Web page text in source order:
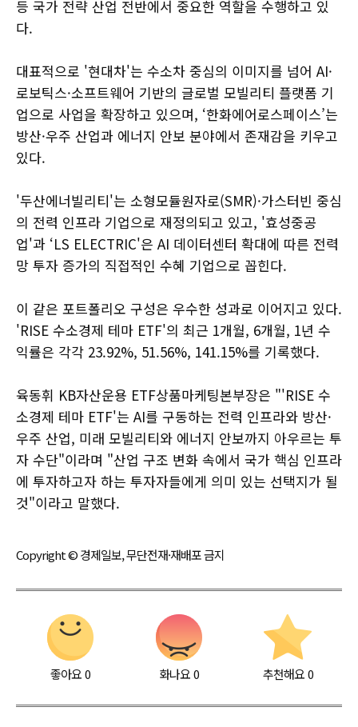
등 국가 전략 산업 전반에서 중요한 역할을 수행하고 있
다.
대표적으로 '현대차'는 수소차 중심의 이미지를 넘어 AI·
로보틱스·소프트웨어 기반의 글로벌 모빌리티 플랫폼 기
업으로 사업을 확장하고 있으며, ‘한화에어로스페이스’는
방산·우주 산업과 에너지 안보 분야에서 존재감을 키우고
있다.
'두산에너빌리티'는 소형모듈원자로(SMR)·가스터빈 중심
의 전력 인프라 기업으로 재정의되고 있고, '효성중공
업'과 ‘LS ELECTRIC'은 AI 데이터센터 확대에 따른 전력
망 투자 증가의 직접적인 수혜 기업으로 꼽힌다.
이 같은 포트폴리오 구성은 우수한 성과로 이어지고 있다.
'RISE 수소경제 테마 ETF'의 최근 1개월, 6개월, 1년 수
익률은 각각 23.92%, 51.56%, 141.15%를 기록했다.
육동휘 KB자산운용 ETF상품마케팅본부장은 "'RISE 수
소경제 테마 ETF'는 AI를 구동하는 전력 인프라와 방산·
우주 산업, 미래 모빌리티와 에너지 안보까지 아우르는 투
자 수단"이라며 "산업 구조 변화 속에서 국가 핵심 인프라
에 투자하고자 하는 투자자들에게 의미 있는 선택지가 될
것"이라고 말했다.
Copyright © 경제일보, 무단전재·재배포 금지
좋아요0 화나요0 추천해요 0